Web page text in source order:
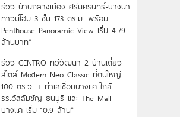
รีวิว บ้านกลางเมือง ศรีนครินทร์-บางนา
ทาวน์โฮม 3 ชั้น 173 ตร.ม. พร้อม
Penthouse Panoramic View เริ่ม 4.79
ล้านบาท*
รีวิว CENTRO ทวีวัฒนา 2 บ้านเดี่ยว
สไตล์ Modern Neo Classic ที่ดินใหญ่
100 ตร.ว. + ทำเลเชื่อมบางแค ใกล้
รร.อัสสัมชัญ ธนบุรี และ The Mall
บางแค เริ่ม 10.9 ล้าน*